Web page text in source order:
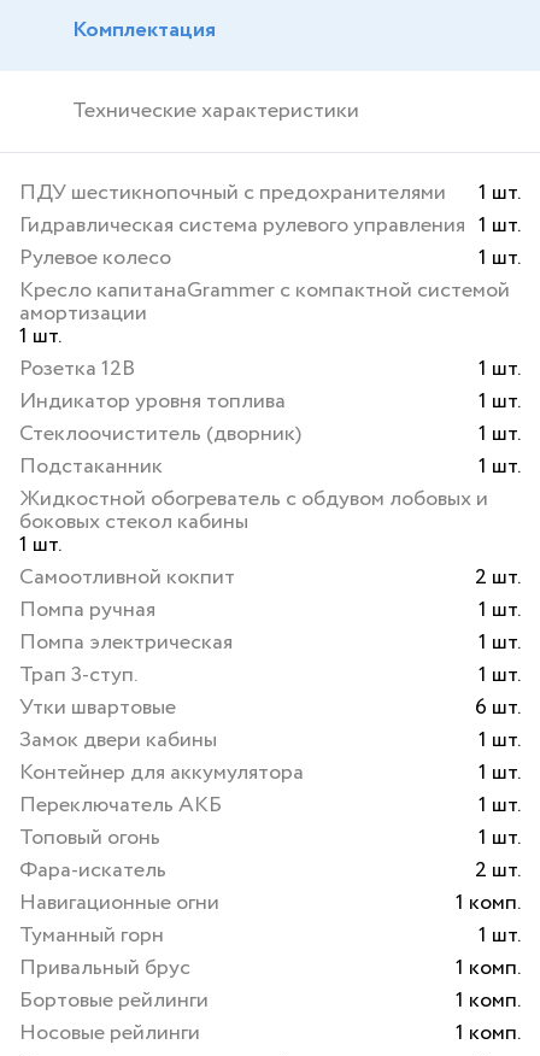
Комплектация
Технические характеристики
ПДУ шестикнопочный с предохранителями
1 шт.
Гидравлическая система рулевого управления 1 шт.
Рулевое колесо
1 шт.
Кресло капитанаGrammer с компактной системой
амортизации
1 шт.
Розетка 12В
1 шт.
Индикатор уровня топлива
1 шт.
Стеклоочиститель (дворник)
1 шт.
Подстаканник
1 шт.
Жидкостной обогреватель с обдувом лобовых и
боковых стекол кабины
1 шт.
Самоотливной кокпит
2 шт.
Помпа ручная
1 шт.
Помпа электрическая
1 шт.
Трап 3-ступ.
1 шт.
Утки швартовые
6 шт.
Замок двери кабины
1 шт.
Контейнер для аккумулятора
1 шт.
Переключатель АКБ
1 шт.
Топовый огонь
1 шт.
Фара-искатель
2 шт.
Навигационные огни
1 комп.
Туманный горн
1 шт.
Привальный брус
1 комп.
Бортовые рейлинги
1 комп.
Носовые рейлинги
1 комп.